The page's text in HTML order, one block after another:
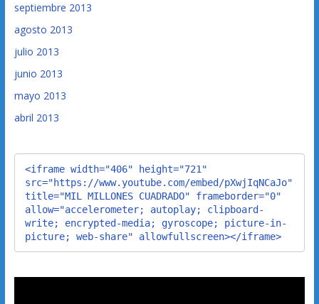
septiembre 2013
agosto 2013
julio 2013
junio 2013
mayo 2013
abril 2013
<iframe width="406" height="721"
src="https://www.youtube.com/embed/pXwjIqNCaJo"
title="MIL MILLONES CUADRADO" frameborder="0"
allow="accelerometer; autoplay; clipboard-
write; encrypted-media; gyroscope; picture-in-
picture; web-share" allowfullscreen></iframe>